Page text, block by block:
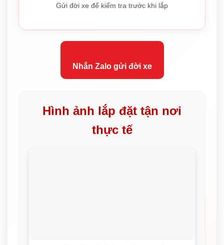
Gửi đời xe để kiểm tra trước khi lắp
Nhắn Zalo gửi đời xe
Hình ảnh lắp đặt tận nơi
thực tế